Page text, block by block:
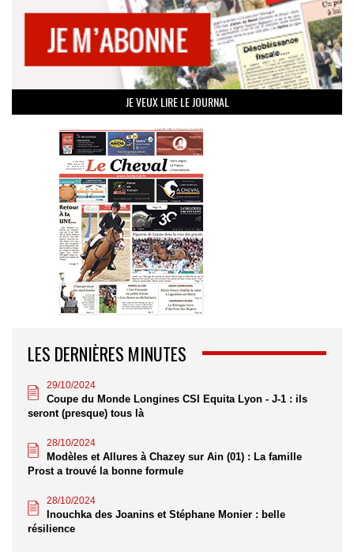
JE VEUX LIRE LE JOURNAL
LES DERNIÈRES MINUTES
29/10/2024
Coupe du Monde Longines CSI Equita Lyon - J-1 : ils
seront (presque) tous là
28/10/2024
Modèles et Allures à Chazey sur Ain (01) : La famille
Prost a trouvé la bonne formule
28/10/2024
Inouchka des Joanins et Stéphane Monier : belle
résilience